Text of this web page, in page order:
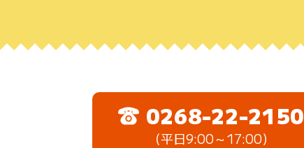
0268-22-2150
（平日9:00～17:00）